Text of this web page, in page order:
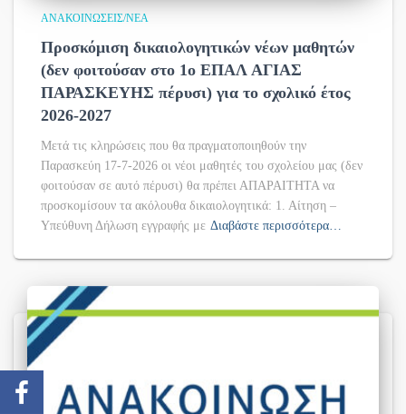
ΑΝΑΚΟΙΝΏΣΕΙΣ/ΝΈΑ
Προσκόμιση δικαιολογητικών νέων μαθητών
(δεν φοιτούσαν στο 1ο ΕΠΑΛ ΑΓΙΑΣ
ΠΑΡΑΣΚΕΥΗΣ πέρυσι) για το σχολικό έτος
2026-2027
Μετά τις κληρώσεις που θα πραγματοποιηθούν την
Παρασκεύη 17-7-2026 οι νέοι μαθητές του σχολείου μας (δεν
φοιτούσαν σε αυτό πέρυσι) θα πρέπει ΑΠΑΡΑΙΤΗΤΑ να
προσκομίσουν τα ακόλουθα δικαιολογητικά: 1. Αίτηση –
Υπεύθυνη Δήλωση εγγραφής με Διαβάστε περισσότερα…